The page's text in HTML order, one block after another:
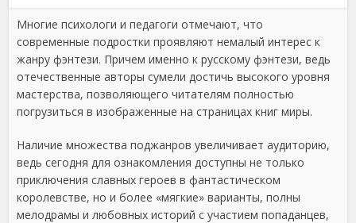
Многие психологи и педагоги отмечают, что
современные подростки проявляют немалый интерес к
жанру фэнтези. Причем именно к русскому фэнтези, ведь
отечественные авторы сумели достичь высокого уровня
мастерства, позволяющего читателям полностью
погрузиться в изображенные на страницах книг миры.
Наличие множества поджанров увеличивает аудиторию,
ведь сегодня для ознакомления доступны не только
приключения славных героев в фантастическом
королевстве, но и более «мягкие» варианты, полны
мелодрамы и любовных историй с участием попаданцев,